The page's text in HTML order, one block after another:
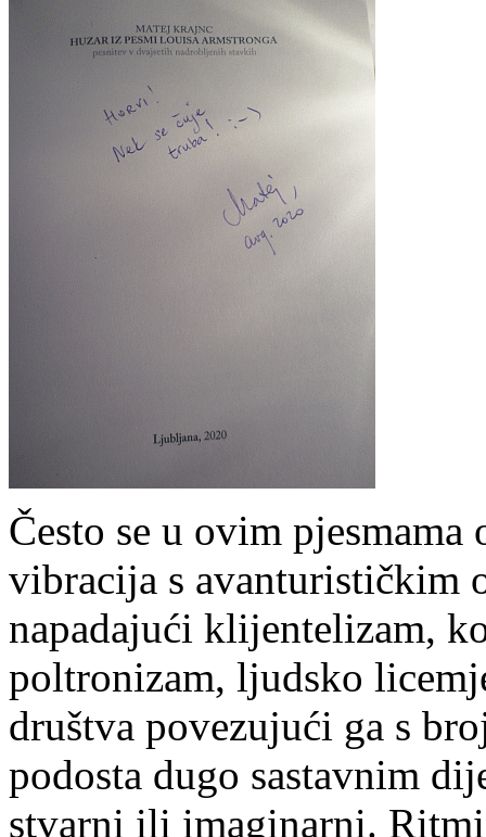
Često se u ovim
vibracija s avanturističkim
napadajući klijentelizam,
poltronizam, ljudsko
društva povezujući ga s
podosta dugo sastavnim
stvarni ili imaginarni.